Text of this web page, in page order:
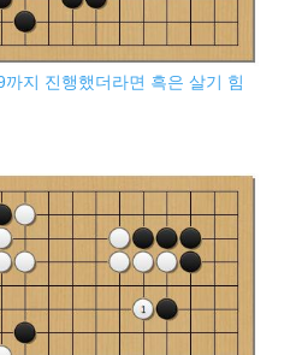
지 진행했더라면 흑은 살기 힘